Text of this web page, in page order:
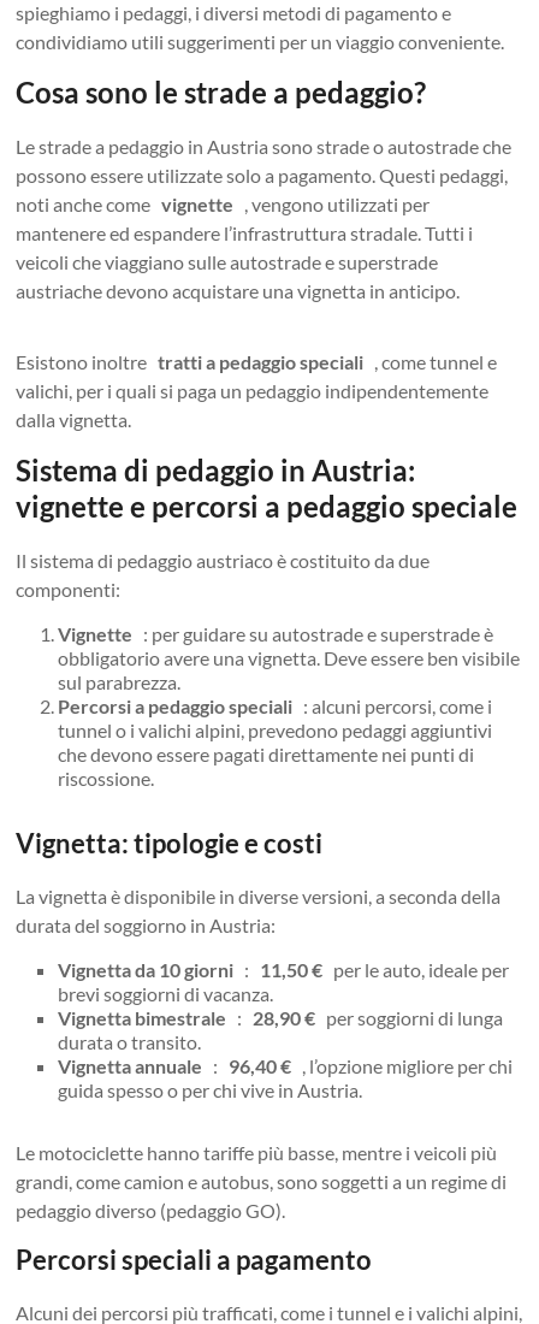
spieghiamo i pedaggi, i diversi metodi di pagamento e
condividiamo utili suggerimenti per un viaggio conveniente.
Cosa sono le strade a pedaggio?
Le strade a pedaggio in Austria sono strade o autostrade che
possono essere utilizzate solo a pagamento. Questi pedaggi,
noti anche comevignette , vengono utilizzati per
mantenere ed espandere l’infrastruttura stradale. Tutti i
veicoli che viaggiano sulle autostrade e superstrade
austriache devono acquistare una vignetta in anticipo.
Esistono inoltretratti a pedaggio speciali , come tunnel e
valichi, per i quali si paga un pedaggio indipendentemente
dalla vignetta.
Sistema di pedaggio in Austria:
vignette e percorsi a pedaggio speciale
Il sistema di pedaggio austriaco è costituito da due
componenti:
Vignette : per guidare su autostrade e superstrade è
obbligatorio avere una vignetta. Deve essere ben visibile
sul parabrezza.
Percorsi a pedaggio speciali : alcuni percorsi, come i
tunnel o i valichi alpini, prevedono pedaggi aggiuntivi
che devono essere pagati direttamente nei punti di
riscossione.
Vignetta: tipologie e costi
La vignetta è disponibile in diverse versioni, a seconda della
durata del soggiorno in Austria:
Vignetta da 10 giorni : 11,50 € per le auto, ideale per
brevi soggiorni di vacanza.
Vignetta bimestrale : 28,90 € per soggiorni di lunga
durata o transito.
Vignetta annuale : 96,40 € , l’opzione migliore per chi
guida spesso o per chi vive in Austria.
Le motociclette hanno tariffe più basse, mentre i veicoli più
grandi, come camion e autobus, sono soggetti a un regime di
pedaggio diverso (pedaggio GO).
Percorsi speciali a pagamento
Alcuni dei percorsi più trafficati, come i tunnel e i valichi alpini,